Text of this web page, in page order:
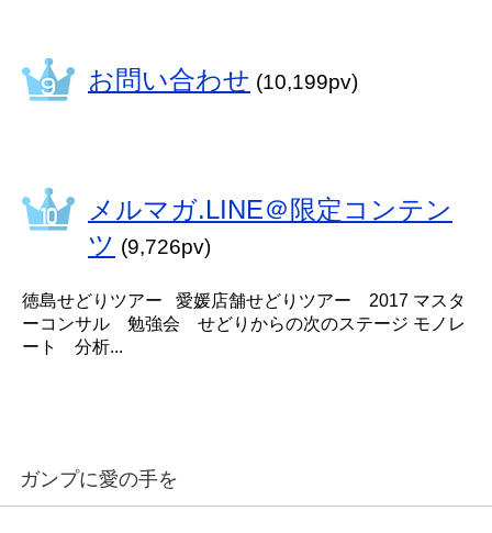
お問い合わせ (10,199pv)
メルマガ.LINE＠限定コンテン
ツ (9,726pv)
徳島せどりツアー 愛媛店舗せどりツアー 2017 マスタ
ーコンサル 勉強会 せどりからの次のステージ モノレ
ート 分析...
ガンプに愛の手を